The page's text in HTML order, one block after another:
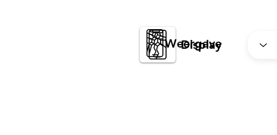
Display
Weergave